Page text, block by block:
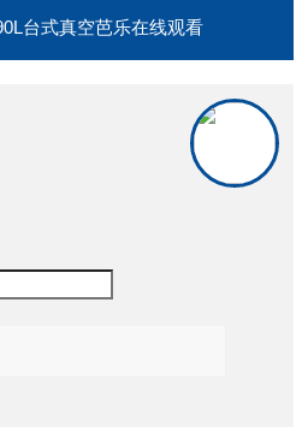
台式真空芭乐在线观看